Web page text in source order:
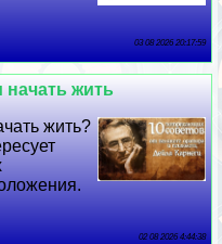
03 08 2026 20:17:59
начать жить
жить?
02 08 2026 4:44:38